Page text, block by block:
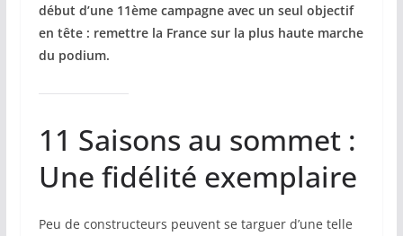
début d’une 11ème campagne avec un seul objectif
en tête : remettre la France sur la plus haute marche
du podium.
11 Saisons au sommet :
Une fidélité exemplaire
Peu de constructeurs peuvent se targuer d’une telle